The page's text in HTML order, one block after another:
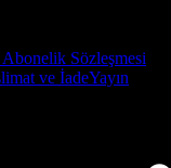
Abonelik Sözleşmesi
ve İadeYayın